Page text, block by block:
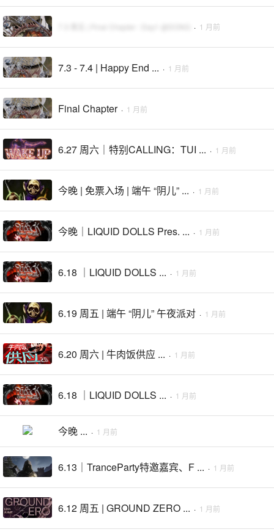
· 1 月前
7.3 - 7.4 | Happy End ... · 1 月前
Final Chapter · 1 月前
6.27 周六｜特别CALLING：TUI ... · 1 月前
今晚 | 免票入场 | 端午 “阴儿” ... · 1 月前
今晚｜LIQUID DOLLS Pres. ... · 1 月前
6.18 ｜LIQUID DOLLS ... · 1 月前
6.19 周五 | 端午 “阴儿” 午夜派对 · 1 月前
6.20 周六 | 牛肉饭供应 ... · 1 月前
6.18 ｜LIQUID DOLLS ... · 1 月前
今晚 ... · 1 月前
6.13｜TranceParty特邀嘉宾、F ... · 1 月前
6.12 周五 | GROUND ZERO ... · 1 月前